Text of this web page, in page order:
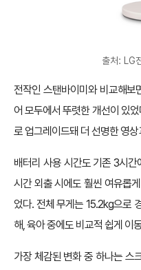
출처: LG
전작인 스탠바이미와 비교해보
어 모두에서 뚜렷한 개선이 있
로 업그레이드돼 더 선명한 영
배터리 사용 시간도 기존 3시
시간 외출 시에도 훨씬 여유롭
었다. 전체 무게는 15.2kg으로
해, 육아 중에도 비교적 쉽게 이
가장 체감된 변화 중 하나는 스